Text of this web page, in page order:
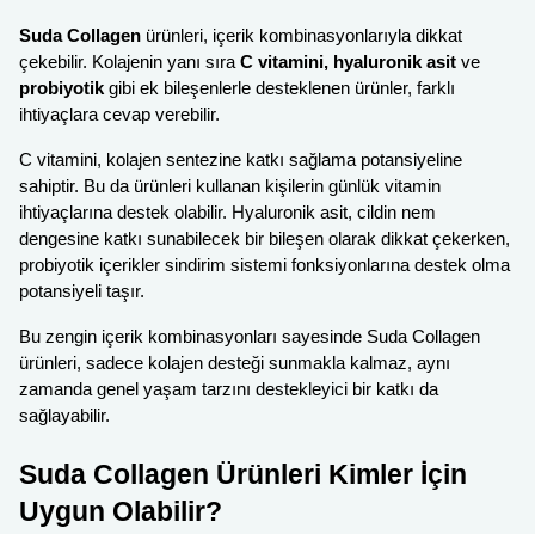
Suda Collagen ürünleri, içerik kombinasyonlarıyla dikkat
çekebilir. Kolajenin yanı sıra C vitamini, hyaluronik asit ve
probiyotik gibi ek bileşenlerle desteklenen ürünler, farklı
ihtiyaçlara cevap verebilir.
C vitamini, kolajen sentezine katkı sağlama potansiyeline
sahiptir. Bu da ürünleri kullanan kişilerin günlük vitamin
ihtiyaçlarına destek olabilir. Hyaluronik asit, cildin nem
dengesine katkı sunabilecek bir bileşen olarak dikkat çekerken,
probiyotik içerikler sindirim sistemi fonksiyonlarına destek olma
potansiyeli taşır.
Bu zengin içerik kombinasyonları sayesinde Suda Collagen
ürünleri, sadece kolajen desteği sunmakla kalmaz, aynı
zamanda genel yaşam tarzını destekleyici bir katkı da
sağlayabilir.
Suda Collagen Ürünleri Kimler İçin
Uygun Olabilir?